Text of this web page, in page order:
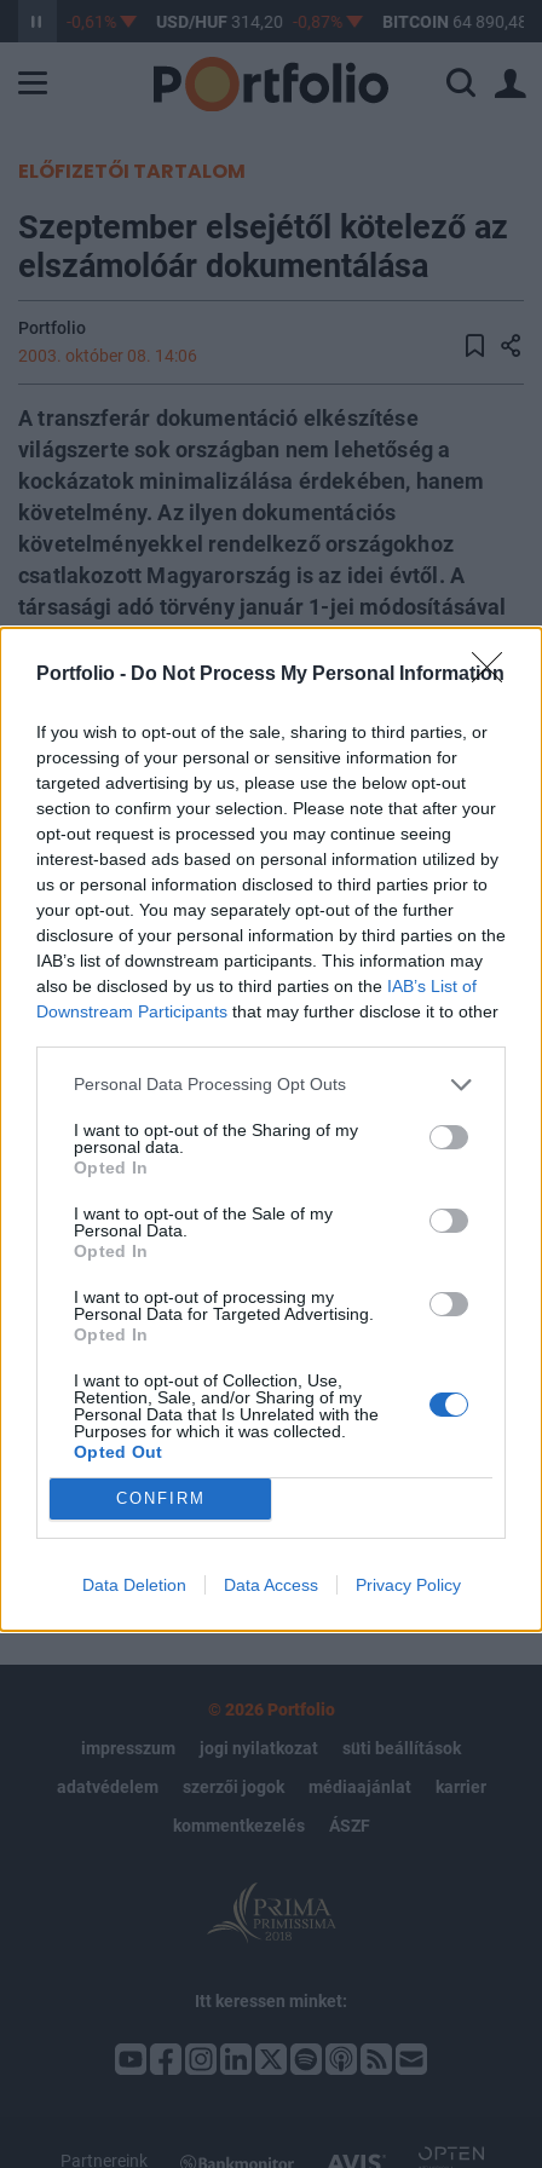
Portfolio - Do Not Process My Personal Information
If you wish to opt-out of the sale, sharing to third parties, or
processing of your personal or sensitive information for
targeted advertising by us, please use the below opt-out
section to confirm your selection. Please note that after your
opt-out request is processed you may continue seeing
interest-based ads based on personal information utilized by
us or personal information disclosed to third parties prior to
your opt-out. You may separately opt-out of the further
disclosure of your personal information by third parties on the
IAB’s list of downstream participants. This information may
also be disclosed by us to third parties on the IAB’s List of
Downstream Participants that may further disclose it to other
Personal Data Processing Opt Outs
I want to opt-out of the Sharing of my
personal data.
Opted In
I want to opt-out of the Sale of my
Personal Data.
Opted In
I want to opt-out of processing my
Personal Data for Targeted Advertising.
Opted In
I want to opt-out of Collection, Use,
Retention, Sale, and/or Sharing of my
Personal Data that Is Unrelated with the
Purposes for which it was collected.
Opted Out
CONFIRM
Data Deletion Data Access Privacy Policy
363,17 -0,61% USD/HUF314,20 -0,87% BITCOIN 64 890,48
ELŐFIZETŐI TARTALOM
Szeptember elsejétől kötelező az
elszámolóár dokumentálása
Portfolio
2003. október 08. 14:06
A transzferár dokumentáció elkészítése
világszerte sok országban nem lehetőség a
kockázatok minimalizálása érdekében, hanem
követelmény. Az ilyen dokumentációs
követelményekkel rendelkező országokhoz
csatlakozott Magyarország is az idei évtől. A
társasági adó törvény január 1-jei módosításával
rendelettel a jogalkotó kötelezővé tette a
dokumentáció elkészítését- figyelmeztet a
Deloitte. A magyar követelmények szerint az
alábbi információkat kell tartalmaznia a
dokumentációnak:
- a szerződő felek alapadatai (pl. név, cím, adószám), - a
szerződés tárgya, a szerződéskötés megkötésének és
módosításának időpontjai, a szerződés időbeli hatálya, - a
szerződés tárgyát képző eszköz vagy szolgáltatás
jellemzői, a teljesítés módja és feltételei, - az ügylettel
kapcsolatban végzett tevékenységek és vállalt kockázatok,
a felhasznált erőforrások...
KEDVES OLVASÓNK!
A keresett cikk a portfolio.hu hírarchívumához
tartozik, melynek olvasása előfizetéses
regisztrációhoz kötött.
Portfolio.hu teljes cikkarchívum
Kötéslisták: BÉT elmúlt 2 év napon belüli
kötéslistái
Előfizetés
MÁR ELŐFIZETŐNK VAGY?
© 2026 Portfolio
impresszum
jogi nyilatkozat
süti beállítások
adatvédelem
szerzői jogok médiaajánlat
karrier
kommentkezelés
ÁSZF
Itt keressen minket:
Partnereink